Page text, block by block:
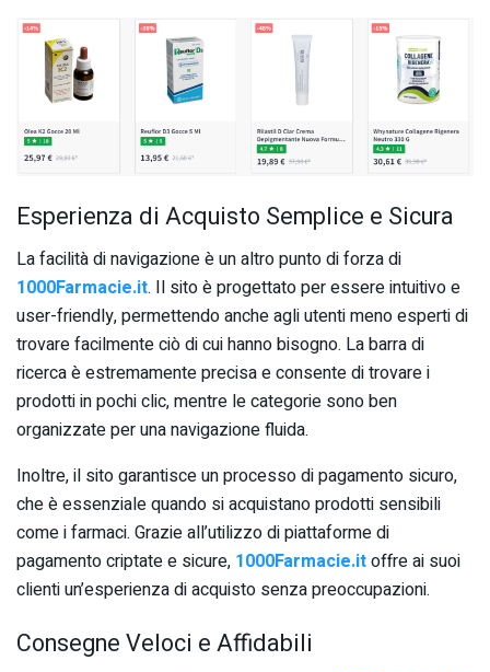
Esperienza di Acquisto Semplice e Sicura
La facilità di navigazione è un altro punto di forza di
1000Farmacie.it. Il sito è progettato per essere intuitivo e
user-friendly, permettendo anche agli utenti meno esperti di
trovare facilmente ciò di cui hanno bisogno. La barra di
ricerca è estremamente precisa e consente di trovare i
prodotti in pochi clic, mentre le categorie sono ben
organizzate per una navigazione fluida.
Inoltre, il sito garantisce un processo di pagamento sicuro,
che è essenziale quando si acquistano prodotti sensibili
come i farmaci. Grazie all’utilizzo di piattaforme di
pagamento criptate e sicure, 1000Farmacie.itoffre ai suoi
clienti un’esperienza di acquisto senza preoccupazioni.
Consegne Veloci e Affidabili